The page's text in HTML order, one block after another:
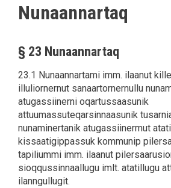
Nunaannartaq
§ 23 Nunaannartaq
23.1 Nunaannartami imm. ilaanut
illuliornernut sanaartornernullu
atugassiinerni oqartussaasunik
attuumassuteqarsinnaasunik
nunaminertanik atugassiinermut
kissaatigippassuk kommunip
tapiliummi imm. ilaanut
sioqqussinnaallugu imlt. atatillugu
ilanngullugit.